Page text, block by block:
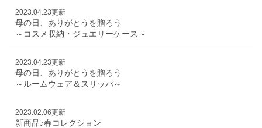
2023.04.23更新
母の日、ありがとうを贈ろう
～コスメ収納・ジュエリーケース～
2023.04.23更新
母の日、ありがとうを贈ろう
～ルームウェア＆スリッパ～
2023.02.06更新
新商品♪春コレクション